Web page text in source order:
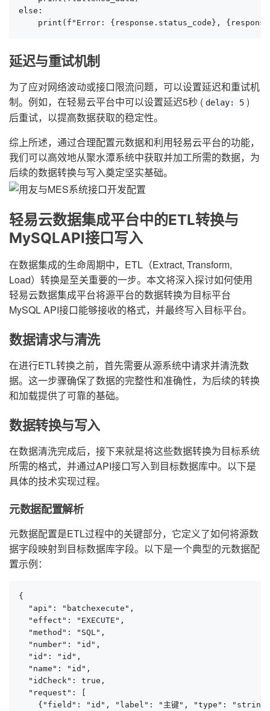
else:
print(f"Error: {response.status_code},
延迟与重试机制
为了应对网络波动或接口限流问题，可以设置延迟和重试机
制。例如，在轻易云平台中可以设置延迟5秒 ( delay: 5 )
后重试，以提高数据获取的稳定性。
综上所述，通过合理配置元数据和利用轻易云平台的功能，
我们可以高效地从聚水潭系统中获取并加工所需的数据，为
后续的数据转换与写入奠定坚实基础。
轻易云数据集成平台中的ETL转换与
MySQLAPI接口写入
在数据集成的生命周期中，ETL（Extract, Transform,
Load）转换是至关重要的一步。本文将深入探讨如何使用
轻易云数据集成平台将源平台的数据转换为目标平台
MySQL API接口能够接收的格式，并最终写入目标平台。
数据请求与清洗
在进行ETL转换之前，首先需要从源系统中请求并清洗数
据。这一步骤确保了数据的完整性和准确性，为后续的转换
和加载提供了可靠的基础。
数据转换与写入
在数据清洗完成后，接下来就是将这些数据转换为目标系统
所需的格式，并通过API接口写入到目标数据库中。以下是
具体的技术实现过程。
元数据配置解析
元数据配置是ETL过程中的关键部分，它定义了如何将源数
据字段映射到目标数据库字段。以下是一个典型的元数据配
置示例：
{
  "api": "batchexecute",
  "effect": "EXECUTE",
  "method": "SQL",
  "number": "id",
  "id": "id",
  "name": "id",
  "idCheck": true,
  "request": [
{"field": "id", "label": "主键", "type":